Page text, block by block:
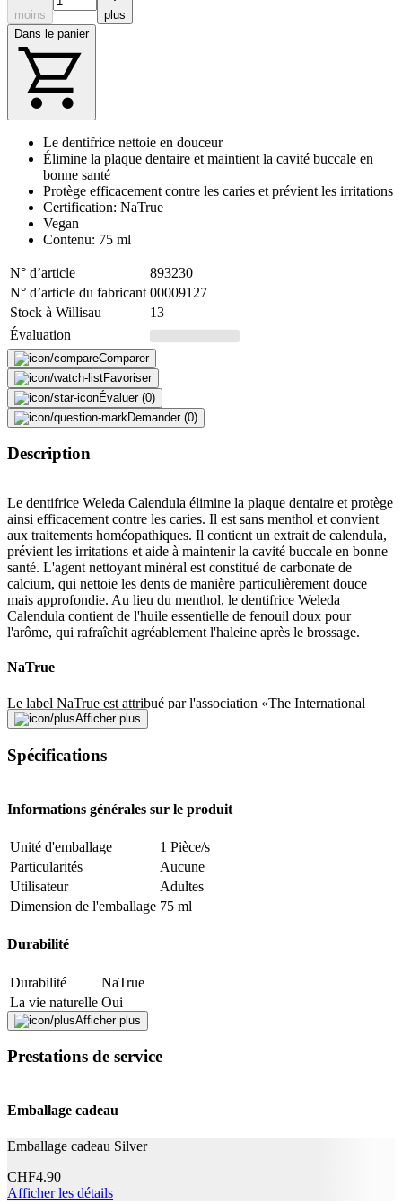
moins
plus
Dans le panier
Le dentifrice nettoie en douceur
Élimine la plaque dentaire et maintient la cavité buccale en
bonne santé
Protège efficacement contre les caries et prévient les irritations
Certification: NaTrue
Vegan
Contenu: 75 ml
N° d’article
893230
N° d’article du fabricant 00009127
Stock à Willisau
13
Évaluation
Comparer
Favoriser
Évaluer (0)
Demander (0)
Description
Le dentifrice Weleda Calendula élimine la plaque dentaire et protège
ainsi efficacement contre les caries. Il est sans menthol et convient
aux traitements homéopathiques. Il contient un extrait de calendula,
prévient les irritations et aide à maintenir la cavité buccale en bonne
santé. L'agent nettoyant minéral est constitué de carbonate de
calcium, qui nettoie les dents de manière particulièrement douce
mais approfondie. Au lieu du menthol, le dentifrice Weleda
Calendula contient de l'huile essentielle de fenouil doux pour
l'arôme, qui rafraîchit agréablement l'haleine après le brossage.
NaTrue
Le label NaTrue est attribué par l'association «The International
Association for Natural and Organic Cosmetics». Il différencie les
issues de l'agriculture biologique: 1. cosmétiques naturels (label
NaTrue avec une étoile) 2. cosmétique naturelle avec part de bio
NaTrue avec trois étoiles). Ce label de qualité indique aux
consommateurs que les produits cosmétiques ont été fabriqués
inorganique ou animale. En outre, les matériaux d'emballage doivent
être réduits au minimum possible.
Traduit par DeepL.com
Description
Afficher plus
Spécifications
Informations générales sur le produit
Unité d'emballage
1 Pièce/s
Particularités
Aucune
Utilisateur
Adultes
Dimension de l'emballage 75 ml
Durabilité
Durabilité
NaTrue
La vie naturelle Oui
Application
Retire la plaque dentaire, Haleine fraîche, Protection contre
les caries, Nettoyant
Afficher plus
Prestations de service
Emballage cadeau
Emballage cadeau Silver
CHF4.90
Afficher les détails